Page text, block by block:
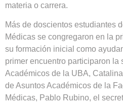
materia o carrera.
Más de doscientos estudiantes
Médicas se congregaron en la
su formación inicial como
primer encuentro participaron la
Académicos de la UBA,
de Asuntos Académicos de la
Médicas, Pablo Rubino, el